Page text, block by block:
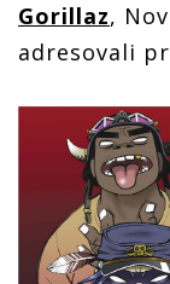
Gorillaz,
adresovali